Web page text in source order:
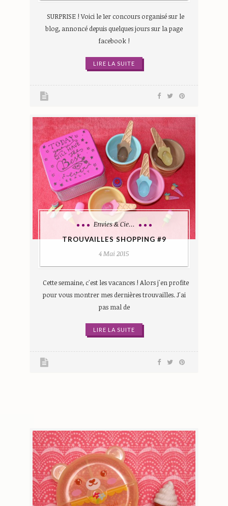
SURPRISE ! Voici le 1er concours organisé sur le
blog, annoncé depuis quelques jours sur la page
facebook !
LIRE LA SUITE
Envies & Cie...
TROUVAILLES SHOPPING #9
4 Mai 2015
Cette semaine, c'est les vacances ! Alors j'en profite
pour vous montrer mes dernières trouvailles. J'ai
pas mal de
LIRE LA SUITE